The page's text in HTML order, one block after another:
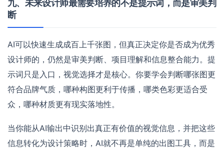
九、未来设计师最需要培养的不是提示词，而是审美判
断
AI可以快速生成成百上千张图，但真正决定你是否成为优秀
设计师的，仍然是审美判断、项目理解和信息整合能力。提
示词只是入口，视觉选择才是核心。你要学会判断哪张图更
符合品牌气质，哪种构图更利于传播，哪类色彩更适合受
众，哪种材质更有现实落地性。
当你能从AI输出中识别出真正有价值的视觉信息，并把这些
信息转化为设计策略时，AI就不再是单纯的出图工具，而是